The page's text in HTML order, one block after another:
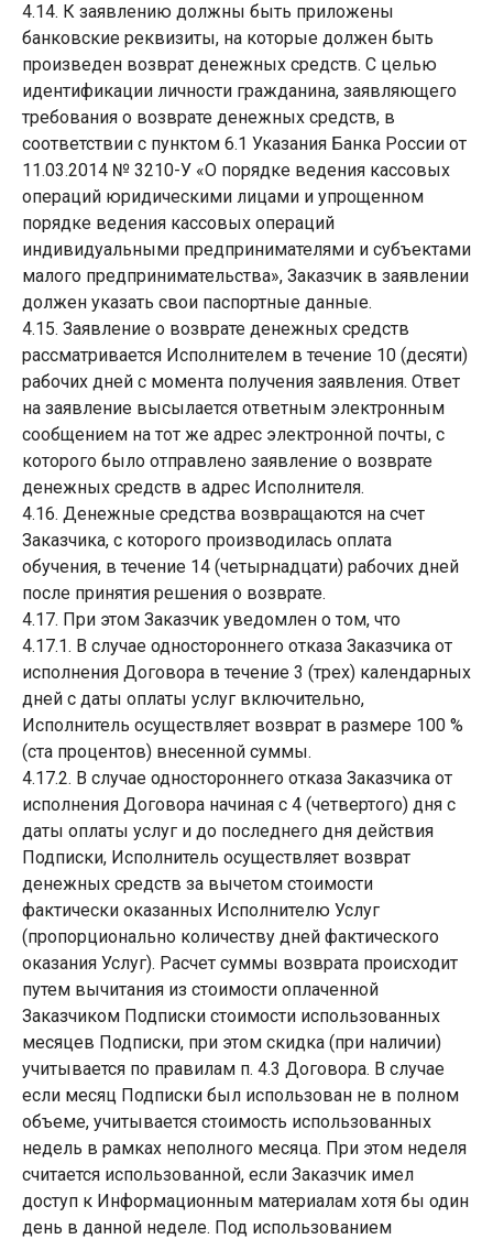
4.14. К заявлению должны быть приложены
банковские реквизиты, на которые должен быть
произведен возврат денежных средств. С целью
идентификации личности гражданина, заявляющего
требования о возврате денежных средств, в
соответствии с пунктом 6.1 Указания Банка России от
11.03.2014 № 3210-У «О порядке ведения кассовых
операций юридическими лицами и упрощенном
порядке ведения кассовых операций
индивидуальными предпринимателями и субъектами
малого предпринимательства», Заказчик в заявлении
должен указать свои паспортные данные.
4.15. Заявление о возврате денежных средств
рассматривается Исполнителем в течение 10 (десяти)
рабочих дней с момента получения заявления. Ответ
на заявление высылается ответным электронным
сообщением на тот же адрес электронной почты, с
которого было отправлено заявление о возврате
денежных средств в адрес Исполнителя.
4.16. Денежные средства возвращаются на счет
Заказчика, с которого производилась оплата
обучения, в течение 14 (четырнадцати) рабочих дней
после принятия решения о возврате.
4.17. При этом Заказчик уведомлен о том, что
4.17.1. В случае одностороннего отказа Заказчика от
исполнения Договора в течение 3 (трех) календарных
дней с даты оплаты услуг включительно,
Исполнитель осуществляет возврат в размере 100 %
(ста процентов) внесенной суммы.
4.17.2. В случае одностороннего отказа Заказчика от
исполнения Договора начиная с 4 (четвертого) дня с
даты оплаты услуг и до последнего дня действия
Подписки, Исполнитель осуществляет возврат
денежных средств за вычетом стоимости
фактически оказанных Исполнителю Услуг
(пропорционально количеству дней фактического
оказания Услуг). Расчет суммы возврата происходит
путем вычитания из стоимости оплаченной
Заказчиком Подписки стоимости использованных
месяцев Подписки, при этом скидка (при наличии)
учитывается по правилам п. 4.3 Договора. В случае
если месяц Подписки был использован не в полном
объеме, учитывается стоимость использованных
недель в рамках неполного месяца. При этом неделя
считается использованной, если Заказчик имел
доступ к Информационным материалам хотя бы один
день в данной неделе. Под использованием